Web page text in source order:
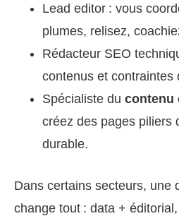
Lead editor : vous
plumes, relisez,
Rédacteur SEO
contenus et contraintes
Spécialiste du contenu
créez des pages piliers
durable.
Dans certains secteurs, une
change tout : data +